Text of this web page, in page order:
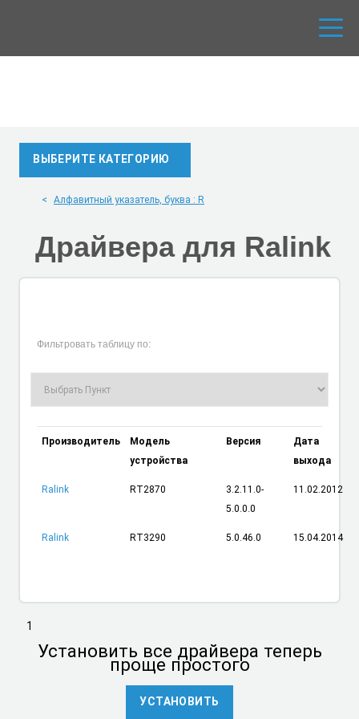
ВЫБЕРИТЕ КАТЕГОРИЮ
Алфавитный указатель, буква : R
Драйвера для Ralink
Фильтровать таблицу по:
Производитель
Модель
устройства
Версия
Дата
выхода
Ralink RT2870
3.2.11.0-
5.0.0.0
11.02.2012
Ralink RT3290 5.0.46.0 15.04.2014
1
Установить все драйвера теперь
проще простого
УСТАНОВИТЬ